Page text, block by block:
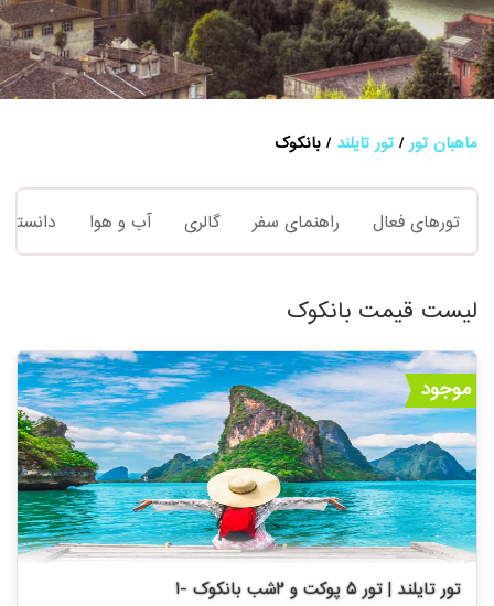
ماهبان تور تور تایلند بانکوک
تورهای فعال راهنمای سفر گالری آب و هوا
لیست قیمت بانکوک
موجود
تور تایلند | تور 5 پوکت و 2شب بانکوک -1